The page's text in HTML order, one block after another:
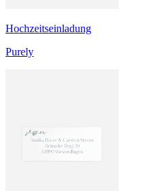
Hochzeitseinladung
Purely